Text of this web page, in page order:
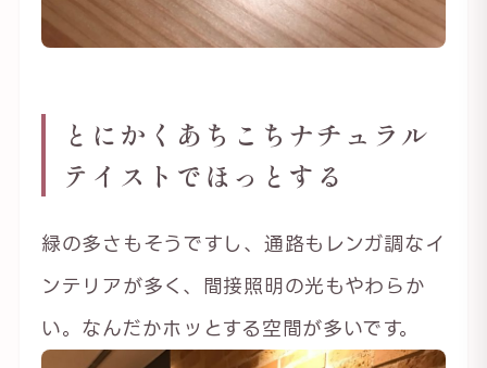
とにかくあちこちナチュラル
テイストでほっとする
緑の多さもそうですし、通路もレンガ調なイ
ンテリアが多く、間接照明の光もやわらか
い。なんだかホッとする空間が多いです。